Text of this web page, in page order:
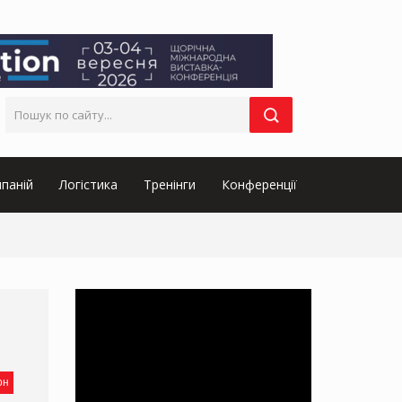
Логістика Тренінги Конференції